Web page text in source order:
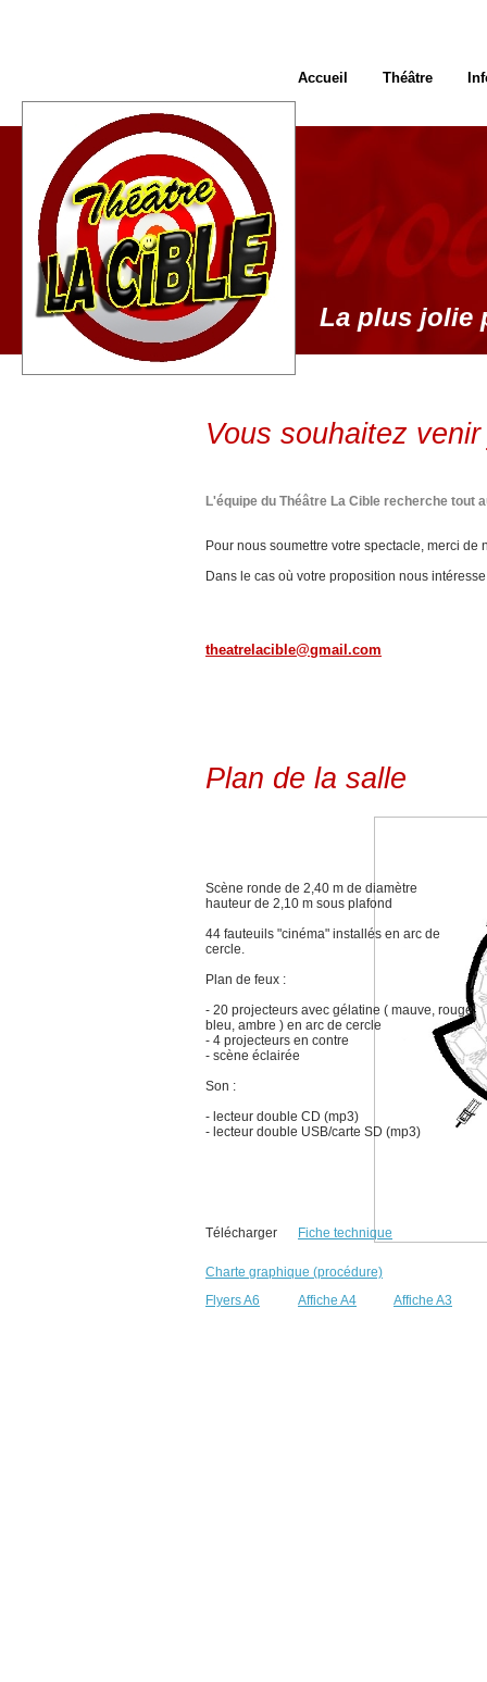
Vous souhaitez
L'équipe du Théâtre La Cible recherche tout
Pour nous soumettre votre spectacle, merci
Dans le cas où votre proposition nous
Plan de la salle
La plus jolie
Accueil Théâtre
theatrelacible@gmail.com
Scène ronde de 2,40 m de diamètre
hauteur de 2,10 m sous plafond
44 fauteuils "cinéma" installés en arc de
cercle.
Plan de feux :
- 20 projecteurs avec gélatine ( mauve, rouge,
bleu, ambre ) en arc de cercle
- 4 projecteurs en contre
- scène éclairée
Son :
- lecteur double CD (mp3)
- lecteur double USB/carte SD (mp3)
Télécharger Fiche technique
Charte graphique (procédure)
Flyers A6
Affiche A4 Affiche A3